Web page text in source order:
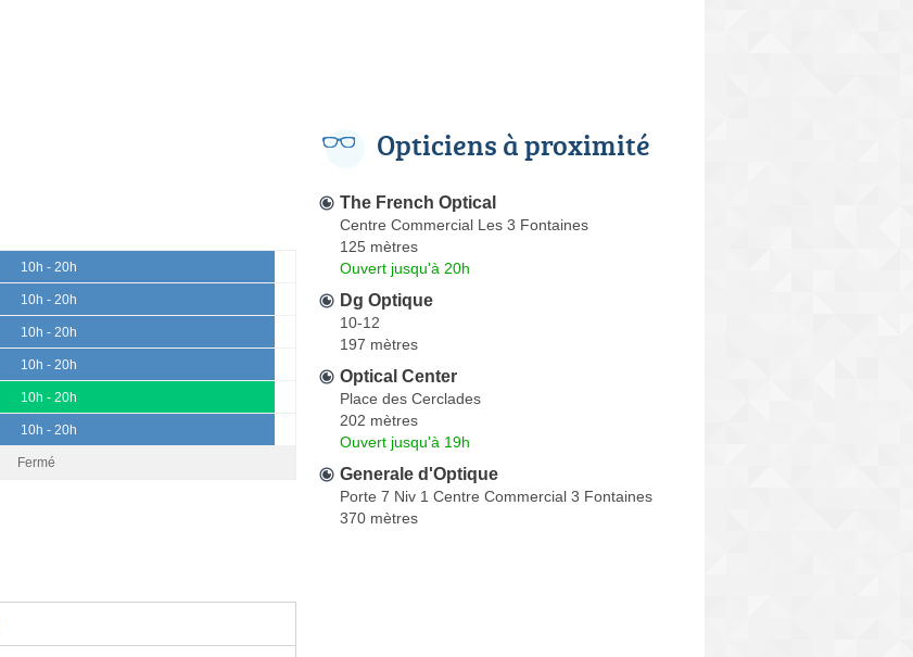
10h - 20h
10h - 20h
10h - 20h
10h - 20h
10h - 20h
10h - 20h
Fermé
Opticiens à proximité
The French Optical
Centre Commercial Les 3 Fontaines
125 mètres
Ouvert jusqu'à 20h
Dg Optique
10-12
197 mètres
Optical Center
Place des Cerclades
202 mètres
Ouvert jusqu'à 19h
Generale d'Optique
Porte 7 Niv 1 Centre Commercial 3 Fontaines
370 mètres